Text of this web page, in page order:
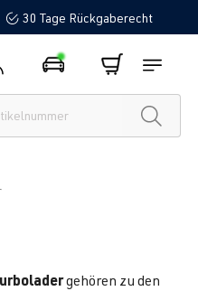
30 Tage Rückgaberecht
gehören zu den